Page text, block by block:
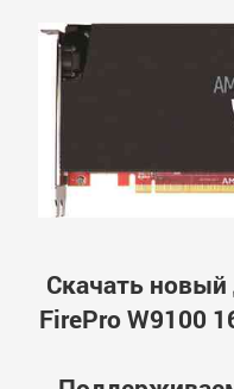
Скачать новый
FirePro W9100